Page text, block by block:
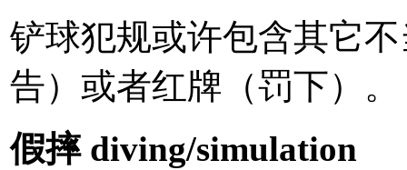
铲球犯规或许包含其它
告）或者红牌（罚下）。
假摔 diving/simulation